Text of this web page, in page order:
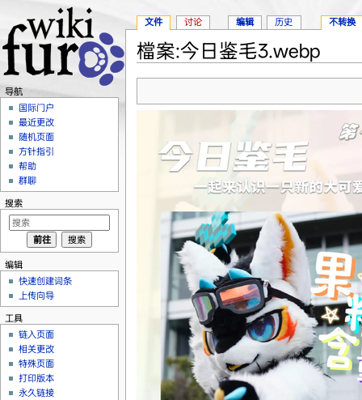
檔案:今日鉴毛3.webp
文件 讨论 编辑 历史 不转换
导航
国际门户
最近更改
随机页面
方针指引
帮助
群聊
搜索
编辑
快速创建词条
上传向导
工具
链入页面
相关更改
特殊页面
打印版本
永久链接